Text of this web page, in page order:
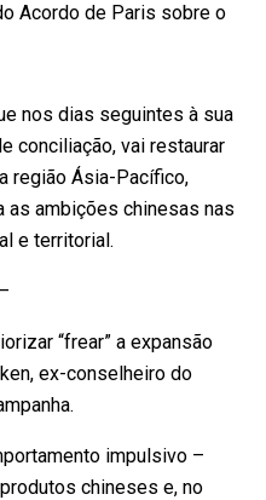
Acordo de Paris sobre o
nos dias seguintes à sua
conciliação, vai restaurar
região Ásia-Pacífico,
as ambições chinesas nas
e territorial.
“frear” a expansão
ex-conselheiro do
impulsivo –
chineses e, no